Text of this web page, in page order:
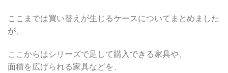
ここまでは買い替えが生じるケースについてまとめました
が、
ここからはシリーズで足して購入できる家具や、
面積を広げられる家具などを、